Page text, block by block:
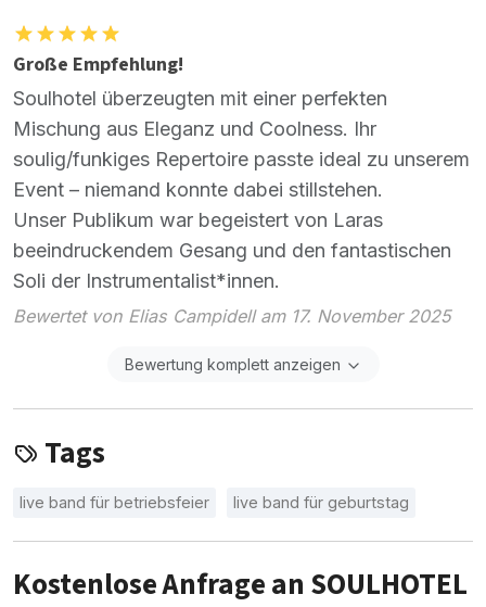
Große Empfehlung!
Soulhotel überzeugten mit einer perfekten
Mischung aus Eleganz und Coolness. Ihr
soulig/funkiges Repertoire passte ideal zu unserem
Event – niemand konnte dabei stillstehen.
Unser Publikum war begeistert von Laras
beeindruckendem Gesang und den fantastischen
Soli der Instrumentalist*innen.
Bewertet von Elias Campidell am 17. November 2025
Bewertung komplett anzeigen
Tags
live band für betriebsfeier live band für geburtstag
Kostenlose Anfrage an SOULHOTEL